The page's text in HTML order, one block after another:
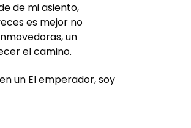
de mi asiento,
es mejor no
un
el camino.
un El emperador, soy